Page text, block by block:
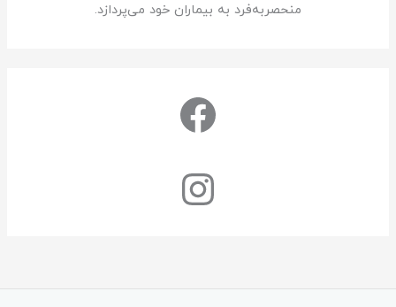
منحصربه‌فرد به بیماران خود می‌پردازد.